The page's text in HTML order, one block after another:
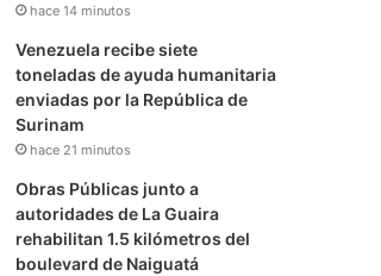
hace 14 minutos
Venezuela recibe siete
toneladas de ayuda humanitaria
enviadas por la República de
Surinam
hace 21 minutos
Obras Públicas junto a
autoridades de La Guaira
rehabilitan 1.5 kilómetros del
boulevard de Naiguatá